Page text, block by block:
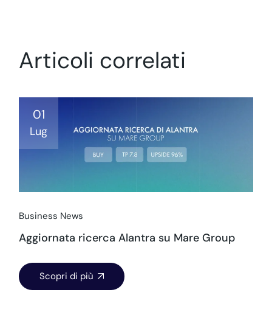
Articoli correlati
01
Lug
Business News
Aggiornata ricerca Alantra su Mare Group
Scopri di più